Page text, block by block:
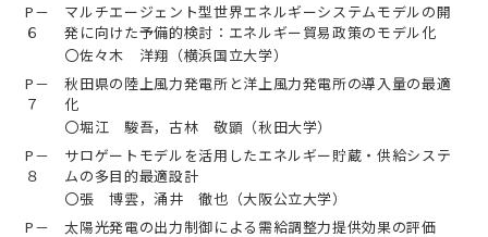
P－
６
マルチエージェント型世界エネルギーシステムモデルの開
発に向けた予備的検討：エネルギー貿易政策のモデル化
〇佐々木 洋翔（横浜国立大学）
P－
７
秋田県の陸上風力発電所と洋上風力発電所の導入量の最適
化
〇堀江 駿吾，古林 敬顕（秋田大学）
P－
８
サロゲートモデルを活用したエネルギー貯蔵・供給システ
ムの多目的最適設計
〇張 博雲，涌井 徹也（大阪公立大学）
P－
太陽光発電の出力制御による需給調整力提供効果の評価